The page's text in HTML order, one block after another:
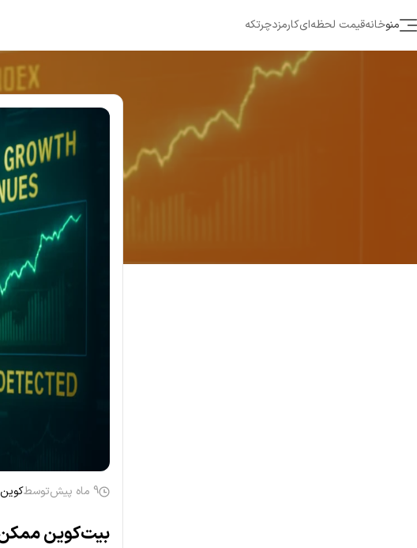
چرتکهکارمزدقیمت لحظه‌ایخانهمنو
9 ماه پیش توسط
بیت‌کوین